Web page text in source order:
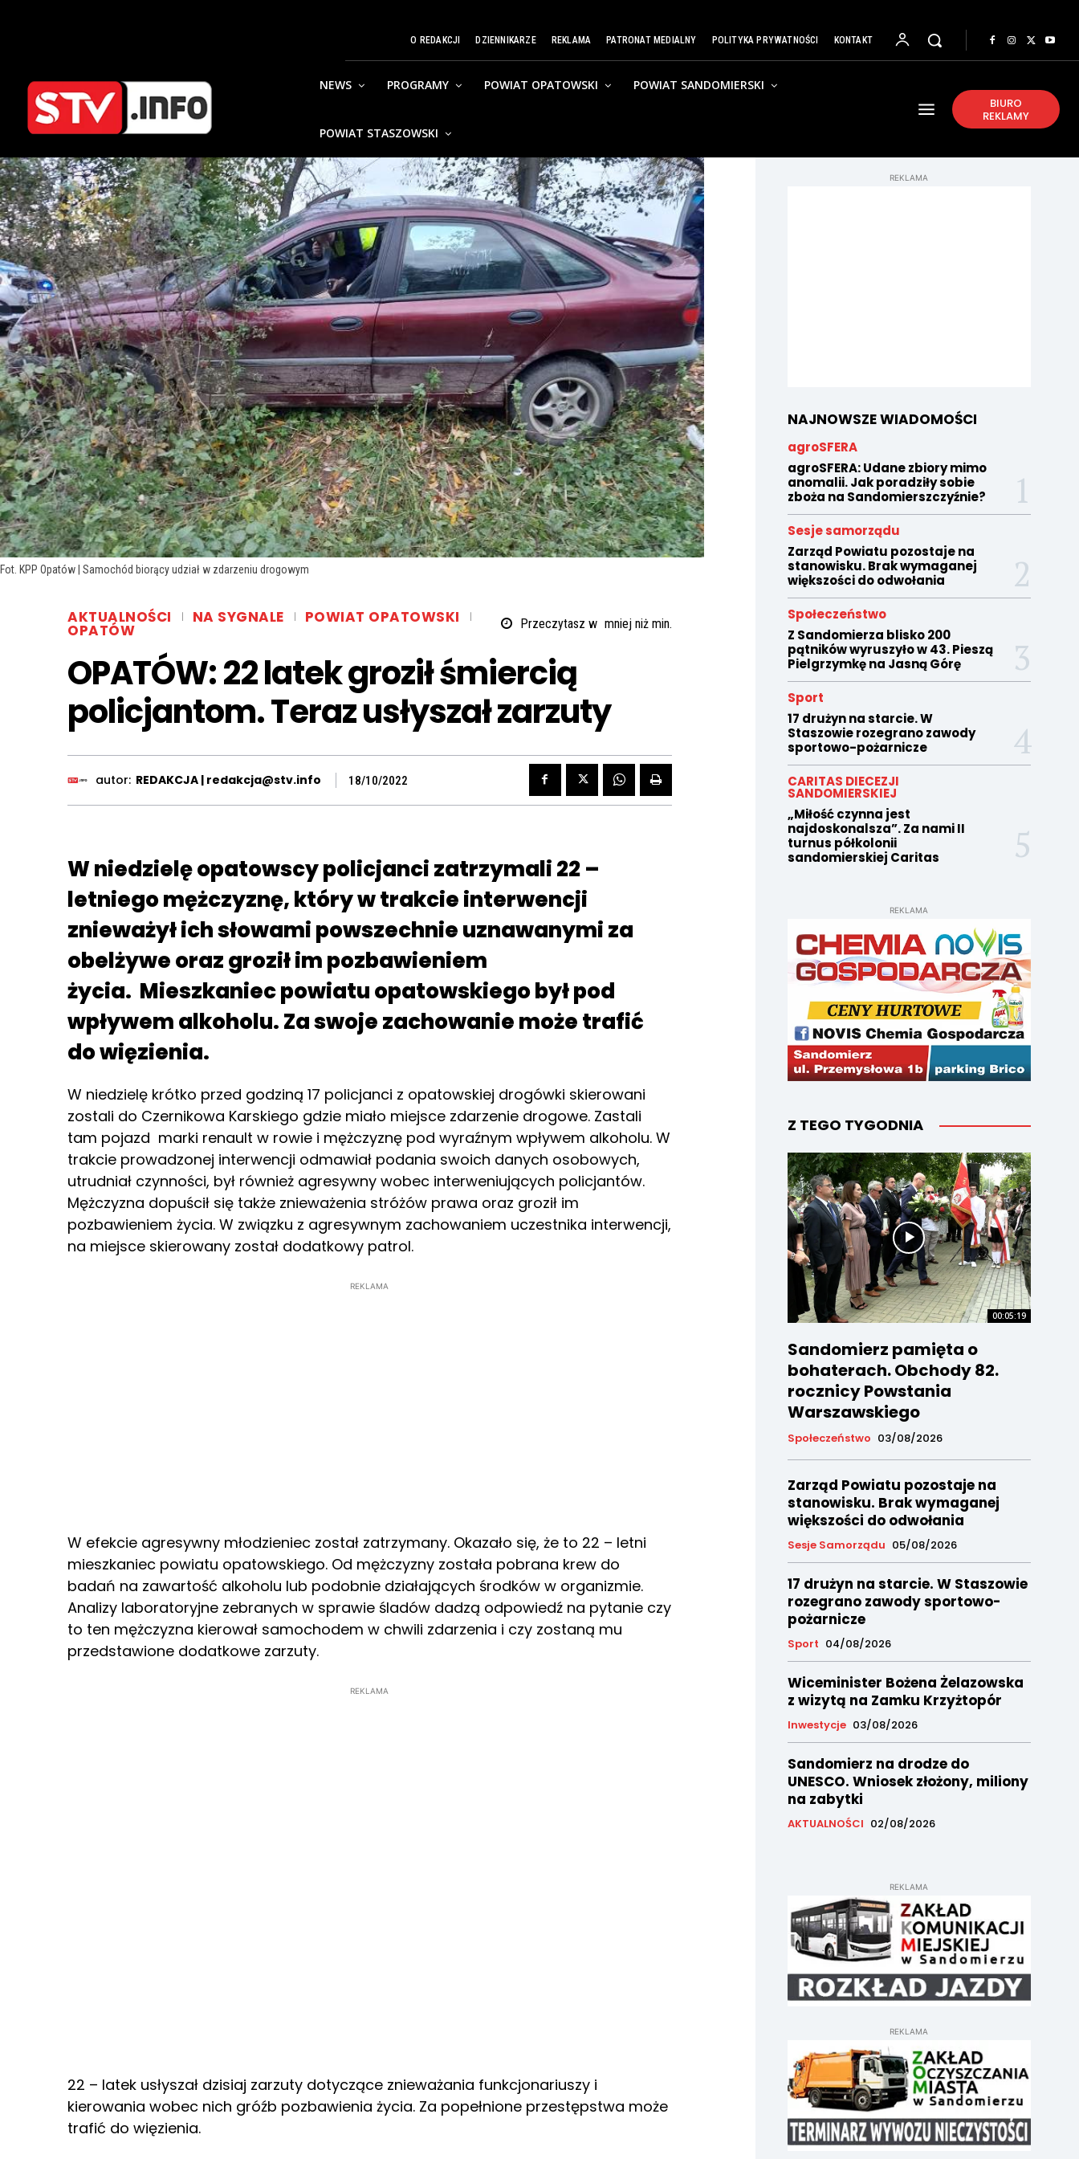
O REDAKCJI DZIENNIKARZE REKLAMA PATRONAT MEDIALNY POLITYKA PRYWATNOŚCI KONTAKT
NEWS PROGRAMY POWIAT OPATOWSKI POWIAT SANDOMIERSKI
POWIAT STASZOWSKI
BIURO
REKLAMY
Fot. KPP Opatów | Samochód biorący udział w zdarzeniu drogowym
AKTUALNOŚCI NA SYGNALE POWIAT OPATOWSKI
OPATÓW Przeczytasz w mniej niżmin.
OPATÓW: 22 latek groził śmiercią
policjantom. Teraz usłyszał zarzuty
autor: REDAKCJA | redakcja@stv.info 18/10/2022
W niedzielę opatowscy policjanci zatrzymali 22 –
letniego mężczyznę, który w trakcie interwencji
znieważył ich słowami powszechnie uznawanymi za
obelżywe oraz groził im pozbawieniem
życia. Mieszkaniec powiatu opatowskiego był pod
wpływem alkoholu. Za swoje zachowanie może trafić
do więzienia.
W niedzielę krótko przed godziną 17 policjanci z opatowskiej drogówki skierowani
zostali do Czernikowa Karskiego gdzie miało miejsce zdarzenie drogowe. Zastali
tam pojazd marki renault w rowie i mężczyznę pod wyraźnym wpływem alkoholu. W
trakcie prowadzonej interwencji odmawiał podania swoich danych osobowych,
utrudniał czynności, był również agresywny wobec interweniujących policjantów.
Mężczyzna dopuścił się także znieważenia stróżów prawa oraz groził im
pozbawieniem życia. W związku z agresywnym zachowaniem uczestnika interwencji,
na miejsce skierowany został dodatkowy patrol.
REKLAMA
W efekcie agresywny młodzieniec został zatrzymany. Okazało się, że to 22 – letni
mieszkaniec powiatu opatowskiego. Od mężczyzny została pobrana krew do
badań na zawartość alkoholu lub podobnie działających środków w organizmie.
Analizy laboratoryjne zebranych w sprawie śladów dadzą odpowiedź na pytanie czy
to ten mężczyzna kierował samochodem w chwili zdarzenia i czy zostaną mu
przedstawione dodatkowe zarzuty.
REKLAMA
22 – latek usłyszał dzisiaj zarzuty dotyczące znieważania funkcjonariuszy i
kierowania wobec nich gróźb pozbawienia życia. Za popełnione przestępstwa może
trafić do więzienia.
REKLAMA
NAJNOWSZE WIADOMOŚCI
agroSFERA
agroSFERA: Udane zbiory mimo
anomalii. Jak poradziły sobie
zboża na Sandomierszczyźnie?
Sesje samorządu
Zarząd Powiatu pozostaje na
stanowisku. Brak wymaganej
większości do odwołania
Społeczeństwo
Z Sandomierza blisko 200
pątników wyruszyło w 43. Pieszą
Pielgrzymkę na Jasną Górę
Sport
17 drużyn na starcie. W
Staszowie rozegrano zawody
sportowo-pożarnicze
CARITAS DIECEZJI
SANDOMIERSKIEJ
„Miłość czynna jest
najdoskonalsza”. Za nami II
turnus półkolonii
sandomierskiej Caritas
REKLAMA
Z TEGO TYGODNIA
00:05:19
Sandomierz pamięta o
bohaterach. Obchody 82.
rocznicy Powstania
Warszawskiego
Społeczeństwo 03/08/2026
Zarząd Powiatu pozostaje na
stanowisku. Brak wymaganej
większości do odwołania
Sesje Samorządu 05/08/2026
17 drużyn na starcie. W Staszowie
rozegrano zawody sportowo-
pożarnicze
Sport 04/08/2026
Wiceminister Bożena Żelazowska
z wizytą na Zamku Krzyżtopór
Inwestycje 03/08/2026
Sandomierz na drodze do
UNESCO. Wniosek złożony, miliony
na zabytki
AKTUALNOŚCI 02/08/2026
REKLAMA
REKLAMA